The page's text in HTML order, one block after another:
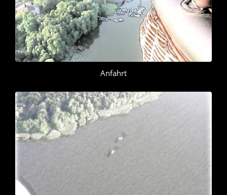
Anfahrt